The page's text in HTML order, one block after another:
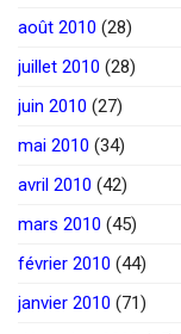
août 2010 (28)
juillet 2010 (28)
juin 2010 (27)
mai 2010 (34)
avril 2010 (42)
mars 2010 (45)
février 2010 (44)
janvier 2010 (71)